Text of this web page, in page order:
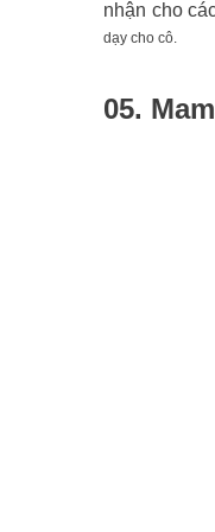
nhận cho
dạy cho cô.
05.